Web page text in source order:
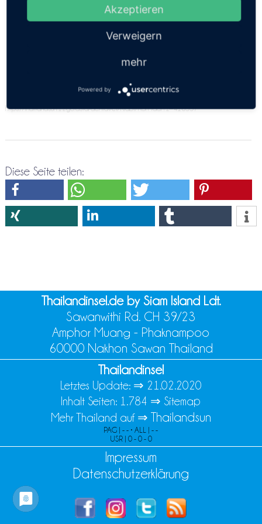
versuche es doch nochmals über die
https://thailandsun.12go.asia/de/travel/Krabi/Koh Tao/?z=416557
Diese Seite teilen:
Thailandinsel.de by Siam Island Ldt.
Sawanwithi Rd. CH 39/23
Amphor Muang - Phaknampoo
60000 Nakhon Sawan Thailand
Thailandinsel
Letztes Update: ⇒ 21.02.2020
Inhalt Seiten: 1.784 ⇒ Sitemap
Mehr Thailand auf ⇒ Thailandsun
PAG | - - • ALL | - -
USR | 0 - 0 - 0
Impressum
Datenschutzerklärung
Akzeptieren
Verweigern
mehr
Powered by